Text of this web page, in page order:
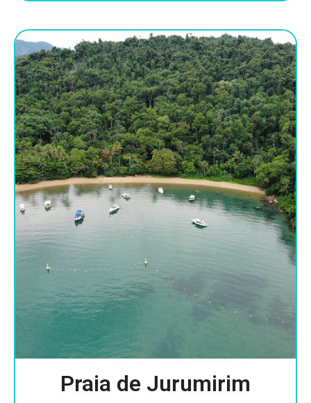
Praia de Jurumirim